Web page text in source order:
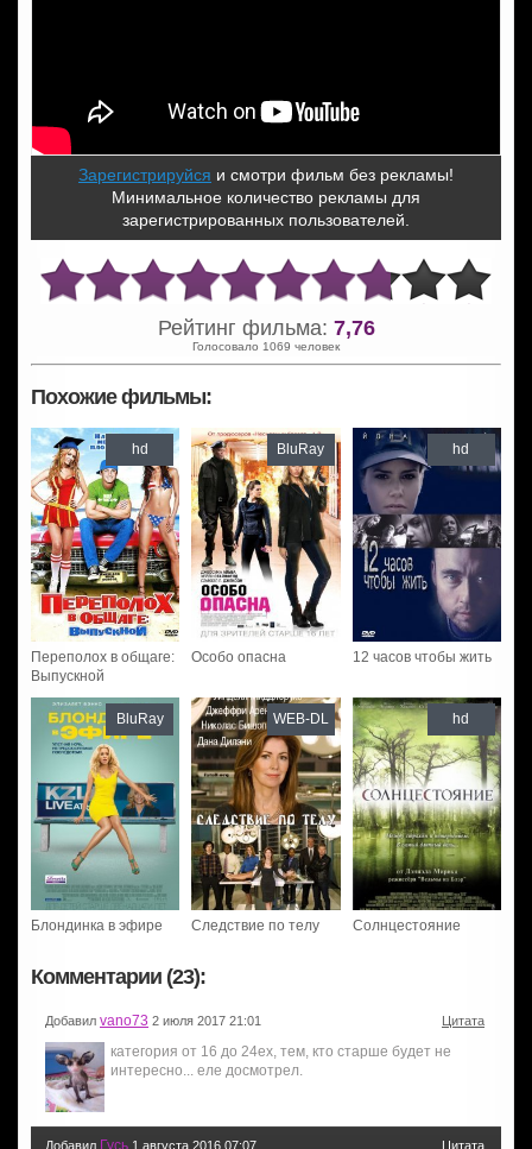
Зарегистрируйся и смотри фильм без рекламы!
Минимальное количество рекламы для
зарегистрированных пользователей.
Рейтинг фильма: 7,76
Голосовало 1069 человек
Похожие фильмы:
Переполох в общаге:
Выпускной
hd
Особо опасна
BluRay
12 часов чтобы жить
hd
Блондинка в эфире
BluRay
Следствие по телу
WEB-DL
Солнцестояние
hd
Комментарии (23):
Добавил vano73 2 июля 2017 21:01 Цитата
категория от 16 до 24ех, тем, кто старше будет не
интересно... еле досмотрел.
Добавил Гусь 1 августа 2016 07:07 Цитата